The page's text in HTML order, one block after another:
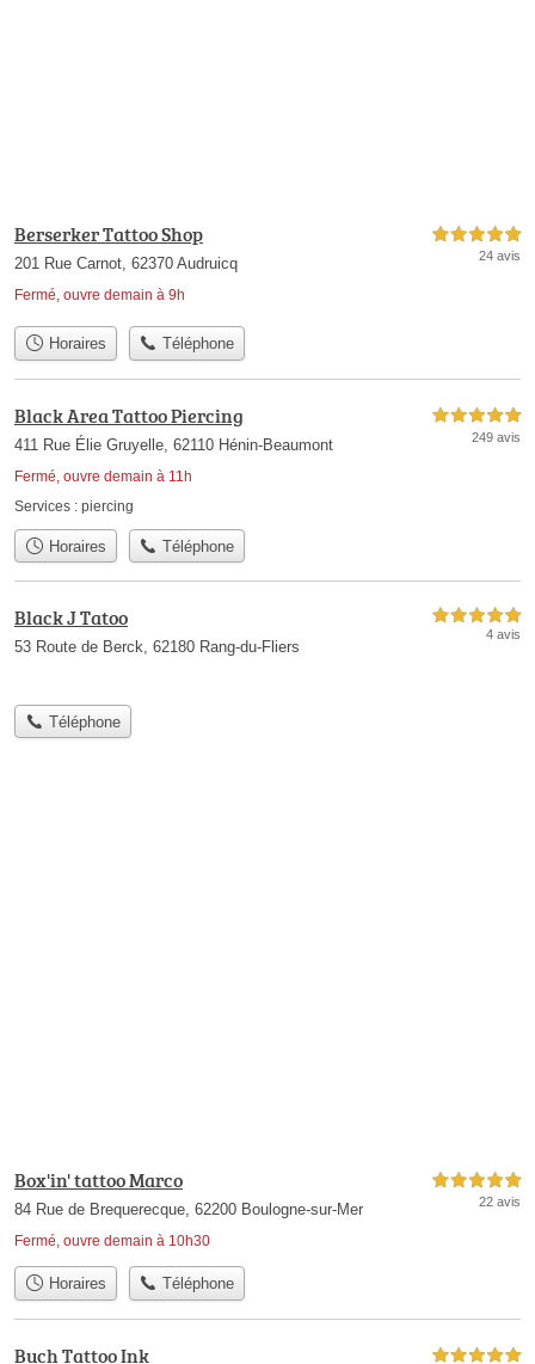
Berserker Tattoo Shop
201 Rue Carnot, 62370 Audruicq
Fermé, ouvre demain à 9h
5,0 étoiles sur 5
24 avis
Horaires Téléphone
Black Area Tattoo Piercing
411 Rue Élie Gruyelle, 62110 Hénin-Beaumont
Fermé, ouvre demain à 11h
5,0 étoiles sur 5
249 avis
Services : piercing
Horaires Téléphone
Black J Tatoo
53 Route de Berck, 62180 Rang-du-Fliers
5,0 étoiles sur 5
4 avis
Téléphone
Box'in' tattoo Marco
84 Rue de Brequerecque, 62200 Boulogne-sur-Mer
Fermé, ouvre demain à 10h30
5,0 étoiles sur 5
22 avis
Horaires Téléphone
Buch Tattoo Ink 5,0 étoiles sur 5